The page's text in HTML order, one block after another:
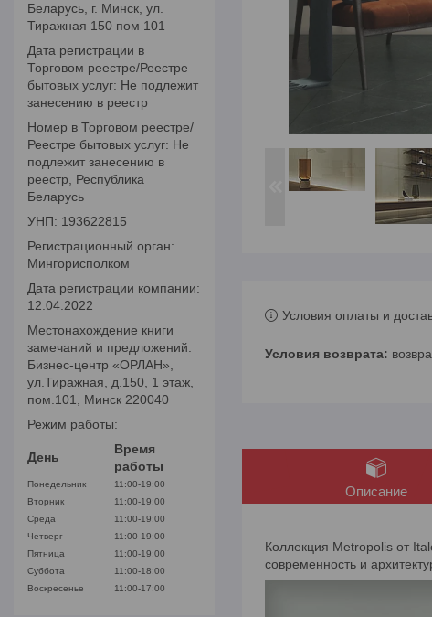
Условия оплаты и
Описание
Коллекция Metropolis от
современность и
Беларусь, г. Минск, ул.
Тиражная 150 пом 101
Дата регистрации в
Торговом реестре/Реестре
бытовых услуг: Не подлежит
занесению в реестр
Номер в Торговом реестре/
Реестре бытовых услуг: Не
подлежит занесению в
реестр, Республика
Беларусь
УНП: 193622815
Регистрационный орган:
Мингорисполком
Дата регистрации компании:
12.04.2022
Местонахождение книги
замечаний и предложений:
Бизнес-центр «ОРЛАН»,
ул.Тиражная, д.150, 1 этаж,
пом.101, Минск 220040
Режим работы:
День
Время
работы
Понедельник
11:00-19:00
Вторник
11:00-19:00
Среда
11:00-19:00
Четверг
11:00-19:00
Пятница
11:00-19:00
Суббота
11:00-18:00
Воскресенье
11:00-17:00